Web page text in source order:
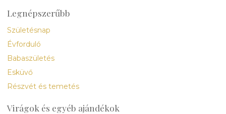
Legnépszerűbb
Születésnap
Évforduló
Babaszületés
Esküvő
Részvét és temetés
Virágok és egyéb ajándékok